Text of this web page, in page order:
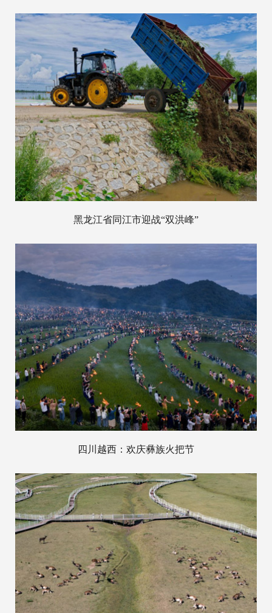
黑龙江省同江市迎战“双洪峰”
四川越西：欢庆彝族火把节